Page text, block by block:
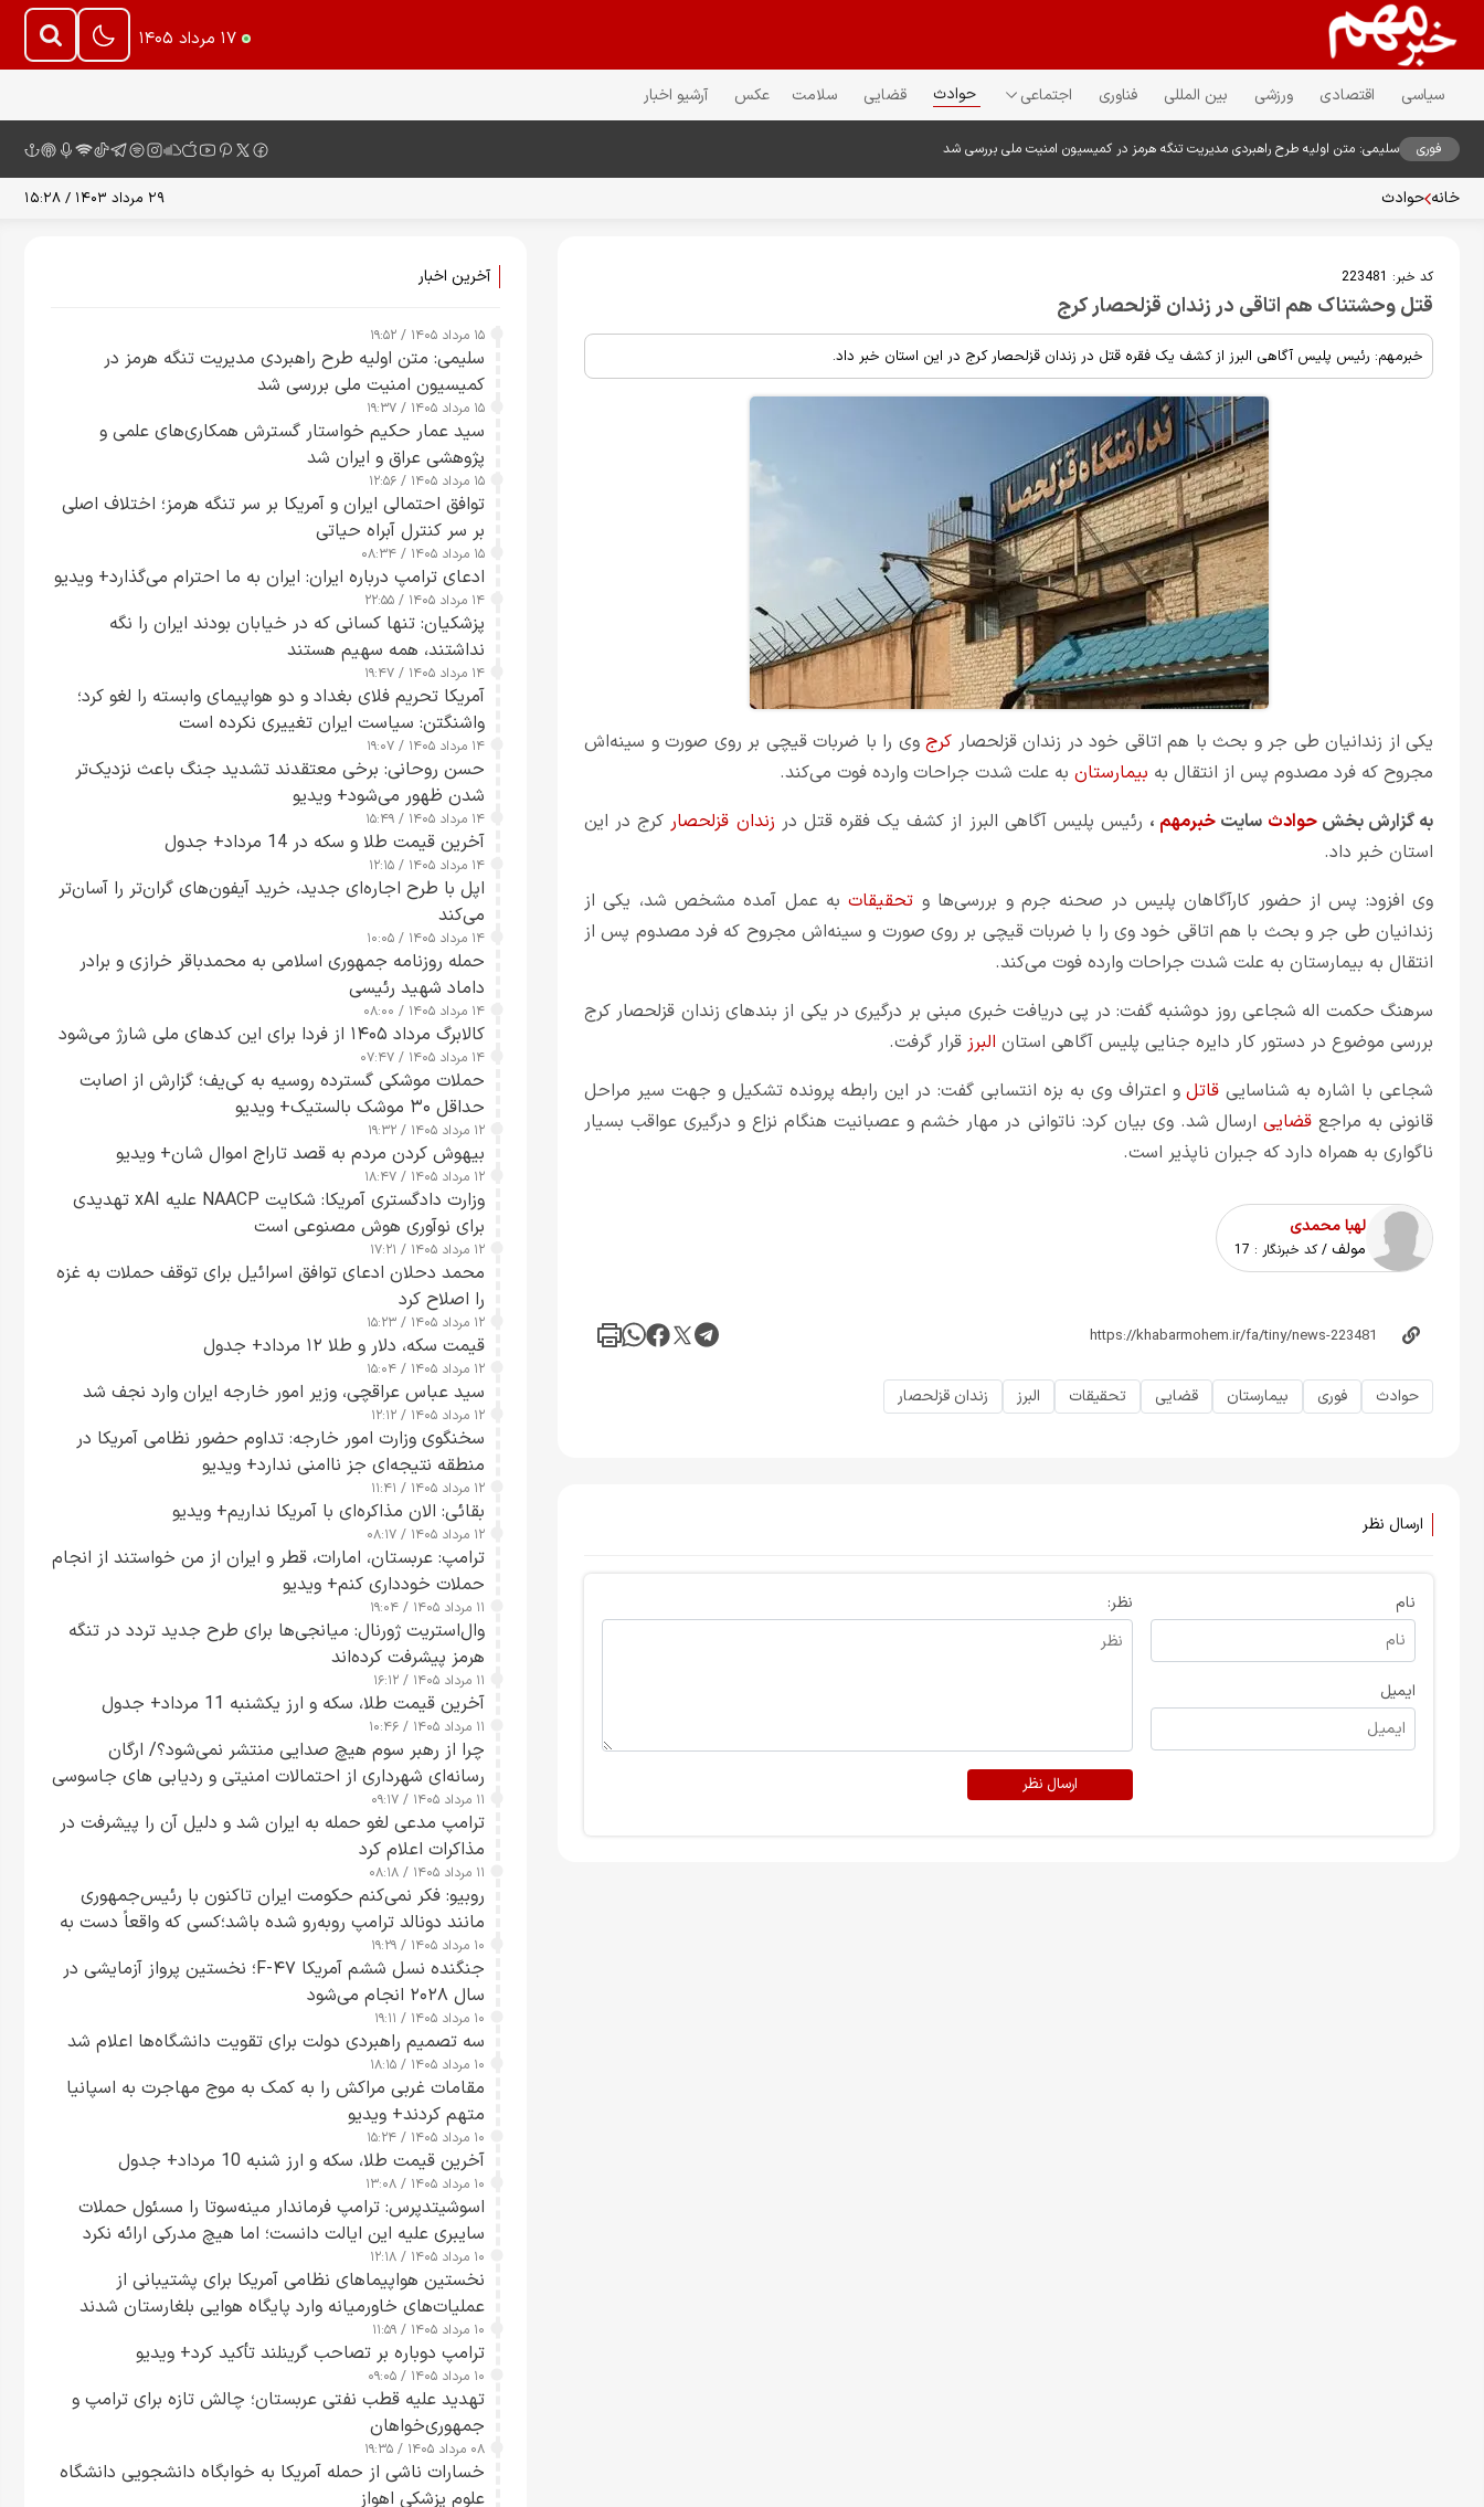
۱۷ مرداد ۱۴۰۵
سیاسی اقتصادی ورزشی بین المللی فناوری اجتماعی حوادث قضایی سلامت عکس آرشیو اخبار
فوری سلیمی: متن اولیه طرح راهبردی مدیریت تنگه هرمز در کمیسیون امنیت ملی بررسی شد
خانه حوادث ۲۹ مرداد ۱۴۰۳ / ۱۵:۲۸
کد خبر: 223481
قتل وحشتناک هم اتاقی در زندان قزلحصار کرج
خبرمهم: رئیس پلیس آگاهی البرز از کشف یک فقره قتل در زندان قزلحصار کرج در این استان خبر ‏داد.
یکی از زندانیان طی جر و بحث با هم اتاقی خود در زندان قزلحصار کرج وی را با ضربات قیچی بر روی صورت و سینه‌اش
مجروح که فرد مصدوم پس از انتقال به بیمارستان به علت شدت جراحات وارده فوت می‌کند.
به گزارش بخشحوادث سایت خبرمهم ، رئیس پلیس آگاهی البرز از کشف یک فقره قتل در زندان قزلحصار کرج در این
استان خبر ‏داد.
وی افزود: پس از حضور کارآگاهان پلیس در صحنه جرم و بررسی‌ها و تحقیقاتبه عمل آمده مشخص شد، یکی از
زندانیان طی جر و بحث با هم اتاقی خود وی را با ضربات قیچی بر روی صورت و سینه‌اش مجروح که فرد مصدوم پس از
انتقال به بیمارستان به علت شدت جراحات وارده فوت می‌کند.
سرهنگ حکمت اله شجاعی روز دوشنبه گفت: در پی دریافت خبری مبنی بر درگیری در یکی از بند‌های زندان قزلحصار کرج
بررسی موضوع در دستور کار دایره جنایی پلیس آگاهی استان البرز قرار گرفت.
شجاعی با اشاره به شناسایی قاتلو اعتراف وی به بزه انتسابی گفت: در این رابطه پرونده تشکیل و جهت سیر مراحل
قانونی به مراجعقضایی ارسال شد. وی بیان کرد: ناتوانی در مهار خشم و عصبانیت هنگام نزاع و درگیری عواقب بسیار
ناگواری به همراه دارد که جبران ناپذیر است.
لهبا محمدی
مولف / کد خبرنگار : 17
حوادث فوری بیمارستان قضایی تحقیقات البرز زندان قزلحصار
ارسال نظر
نام
ایمیل
نظر:
ارسال نظر
آخرین اخبار
۱۵ مرداد ۱۴۰۵ / ۱۹:۵۲
سلیمی: متن اولیه طرح راهبردی مدیریت تنگه هرمز در
کمیسیون امنیت ملی بررسی شد
۱۵ مرداد ۱۴۰۵ / ۱۹:۳۷
سید عمار حکیم خواستار گسترش همکاری‌های علمی و
پژوهشی عراق و ایران شد
۱۵ مرداد ۱۴۰۵ / ۱۲:۵۶
توافق احتمالی ایران و آمریکا بر سر تنگه هرمز؛ اختلاف اصلی
بر سر کنترل آبراه حیاتی
۱۵ مرداد ۱۴۰۵ / ۰۸:۳۴
ادعای ترامپ درباره ایران: ایران به ما احترام می‌گذارد+ ویدیو
۱۴ مرداد ۱۴۰۵ / ۲۲:۵۵
پزشکیان: تنها کسانی که در خیابان بودند ایران را نگه
نداشتند، همه سهیم هستند
۱۴ مرداد ۱۴۰۵ / ۱۹:۴۷
آمریکا تحریم فلای بغداد و دو هواپیمای وابسته را لغو کرد؛
واشنگتن: سیاست ایران تغییری نکرده است
۱۴ مرداد ۱۴۰۵ / ۱۹:۰۷
حسن روحانی: برخی معتقدند تشدید جنگ باعث نزدیک‌تر
شدن ظهور می‌شود+ ویدیو
۱۴ مرداد ۱۴۰۵ / ۱۵:۴۹
آخرین قیمت طلا و سکه در 14 مرداد+ جدول
۱۴ مرداد ۱۴۰۵ / ۱۲:۱۵
اپل با طرح اجاره‌ای جدید، خرید آیفون‌های گران‌تر را آسان‌تر
می‌کند
۱۴ مرداد ۱۴۰۵ / ۱۰:۰۵
حمله روزنامه جمهوری اسلامی به محمدباقر خرازی و برادر
داماد شهید رئیسی
۱۴ مرداد ۱۴۰۵ / ۰۸:۰۰
کالابرگ مرداد ۱۴۰۵ از فردا برای این کدهای ملی شارژ می‌شود
۱۴ مرداد ۱۴۰۵ / ۰۷:۴۷
حملات موشکی گسترده روسیه به کی‌یف؛ گزارش از اصابت
حداقل ۳۰ موشک بالستیک+ ویدیو
۱۲ مرداد ۱۴۰۵ / ۱۹:۳۲
بیهوش کردن مردم به قصد تاراج اموال شان+ ویدیو
۱۲ مرداد ۱۴۰۵ / ۱۸:۴۷
وزارت دادگستری آمریکا: شکایت NAACP علیه xAI تهدیدی
برای نوآوری هوش مصنوعی است
۱۲ مرداد ۱۴۰۵ / ۱۷:۲۱
محمد دحلان ادعای توافق اسرائیل برای توقف حملات به غزه
را اصلاح کرد
۱۲ مرداد ۱۴۰۵ / ۱۵:۲۳
قیمت سکه، دلار و طلا ۱۲ مرداد+ جدول
۱۲ مرداد ۱۴۰۵ / ۱۵:۰۴
سید عباس عراقچی، وزیر امور خارجه ایران وارد نجف شد
۱۲ مرداد ۱۴۰۵ / ۱۲:۱۲
سخنگوی وزارت امور خارجه: تداوم حضور نظامی آمریکا در
منطقه نتیجه‌ای جز ناامنی ندارد+ ویدیو
۱۲ مرداد ۱۴۰۵ / ۱۱:۴۱
بقائی: الان مذاکره‌ای با آمریکا نداریم+ ویدیو
۱۲ مرداد ۱۴۰۵ / ۰۸:۱۷
ترامپ: عربستان، امارات، قطر و ایران از من خواستند از انجام
حملات خودداری کنم+ ویدیو
۱۱ مرداد ۱۴۰۵ / ۱۹:۰۴
وال‌استریت ژورنال: میانجی‌ها برای طرح جدید تردد در تنگه
هرمز پیشرفت کرده‌اند
۱۱ مرداد ۱۴۰۵ / ۱۶:۱۲
آخرین قیمت طلا، سکه و ارز یکشنبه 11 مرداد+ جدول
۱۱ مرداد ۱۴۰۵ / ۱۰:۴۶
چرا از رهبر سوم هیچ صدایی منتشر نمی‌شود؟/ ارگان
رسانه‌ای شهرداری از احتمالات امنیتی و ردیابی های جاسوسی
گفت
۱۱ مرداد ۱۴۰۵ / ۰۹:۱۷
ترامپ مدعی لغو حمله به ایران شد و دلیل آن را پیشرفت در
مذاکرات اعلام کرد
۱۱ مرداد ۱۴۰۵ / ۰۸:۱۸
روبیو: فکر نمی‌کنم حکومت ایران تاکنون با رئیس‌جمهوری
مانند دونالد ترامپ روبه‌رو شده باشد؛کسی که واقعاً دست به
اقدام می‌زند
۱۰ مرداد ۱۴۰۵ / ۱۹:۲۹
جنگنده نسل ششم آمریکا F-۴۷؛ نخستین پرواز آزمایشی در
سال ۲۰۲۸ انجام می‌شود
۱۰ مرداد ۱۴۰۵ / ۱۹:۱۱
سه تصمیم راهبردی دولت برای تقویت دانشگاه‌ها اعلام شد
۱۰ مرداد ۱۴۰۵ / ۱۸:۱۵
مقامات غربی مراکش را به کمک به موج مهاجرت به اسپانیا
متهم کردند+ ویدیو
۱۰ مرداد ۱۴۰۵ / ۱۵:۲۴
آخرین قیمت طلا، سکه و ارز شنبه 10 مرداد+ جدول
۱۰ مرداد ۱۴۰۵ / ۱۳:۰۸
اسوشیتدپرس: ترامپ فرماندار مینه‌سوتا را مسئول حملات
سایبری علیه این ایالت دانست؛ اما هیچ مدرکی ارائه نکرد
۱۰ مرداد ۱۴۰۵ / ۱۲:۱۸
نخستین هواپیماهای نظامی آمریکا برای پشتیبانی از
عملیات‌های خاورمیانه وارد پایگاه هوایی بلغارستان شدند
۱۰ مرداد ۱۴۰۵ / ۱۱:۵۹
ترامپ دوباره بر تصاحب گرینلند تأکید کرد+ ویدیو
۱۰ مرداد ۱۴۰۵ / ۰۹:۰۵
تهدید علیه قطب نفتی عربستان؛ چالش تازه برای ترامپ و
جمهوری‌خواهان
۰۸ مرداد ۱۴۰۵ / ۱۹:۳۵
خسارات ناشی از حمله آمریکا به خوابگاه دانشجویی دانشگاه
علوم پزشکی اهواز